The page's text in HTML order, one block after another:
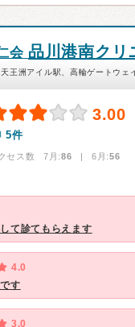
会 品川港南クリ
王洲アイル駅、高輪ゲートウェ
3.00
5件
セス数 7月:86 | 6月:56
て診てもらえます
4.0
す
3.0